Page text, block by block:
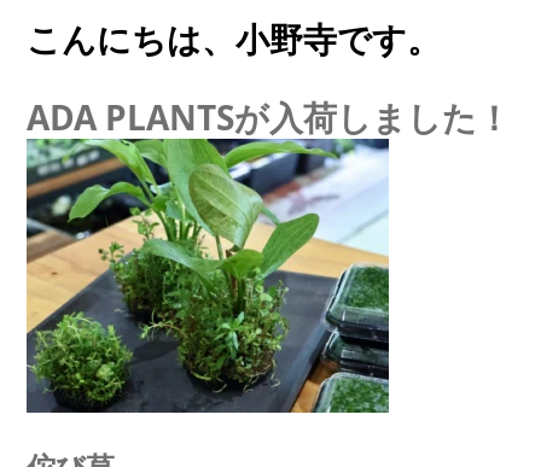
こんにちは、小野寺です。
ADA PLANTSが入荷しました！